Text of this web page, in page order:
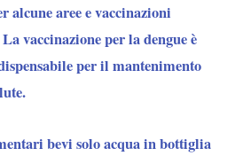
alcune aree e vaccinazioni
vaccinazione per la dengue è
per il mantenimento
bevi solo acqua in bottiglia